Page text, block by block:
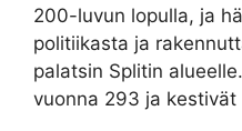
200-luvun lopulla, ja
politiikasta ja
palatsin Splitin
vuonna 293 ja kestivät